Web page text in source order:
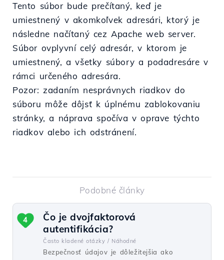
Tento súbor bude prečítaný, keď je
umiestnený v akomkoľvek adresári, ktorý je
následne načítaný cez Apache web server.
Súbor ovplyvní celý adresár, v ktorom je
umiestnený, a všetky súbory a podadresáre v
rámci určeného adresára.
Pozor: zadaním nesprávnych riadkov do
súboru môže dôjsť k úplnému zablokovaniu
stránky, a náprava spočíva v oprave týchto
riadkov alebo ich odstránení.
Podobné články
Čo je dvojfaktorová
autentifikácia?
Často kladené otázky / Náhodné
Bezpečnosť údajov je dôležitejšia ako
4